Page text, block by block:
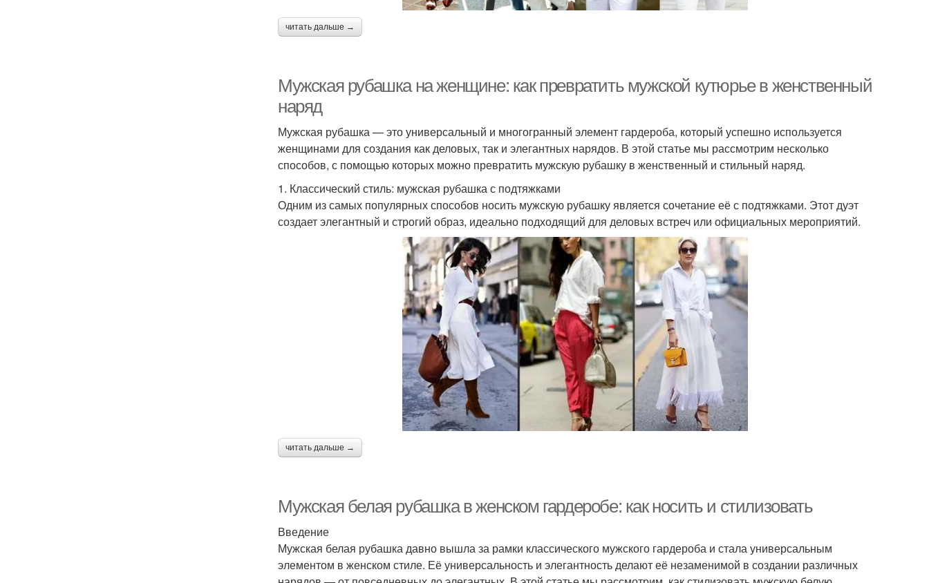
читать дальше →
Мужская рубашка на женщине: как превратить мужской кутюрье в женственный
наряд
Мужская рубашка — это универсальный и многогранный элемент гардероба, который успешно используется
женщинами для создания как деловых, так и элегантных нарядов. В этой статье мы рассмотрим несколько
способов, с помощью которых можно превратить мужскую рубашку в женственный и стильный наряд.
1. Классический стиль: мужская рубашка с подтяжками
Одним из самых популярных способов носить мужскую рубашку является сочетание её с подтяжками. Этот дуэт
создает элегантный и строгий образ, идеально подходящий для деловых встреч или официальных мероприятий.
читать дальше →
Мужская белая рубашка в женском гардеробе: как носить и стилизовать
Введение
Мужская белая рубашка давно вышла за рамки классического мужского гардероба и стала универсальным
элементом в женском стиле. Её универсальность и элегантность делают её незаменимой в создании различных